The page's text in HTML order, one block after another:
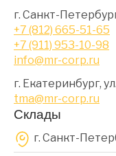
г. Санкт-
+7 (812) 665-51-65
+7 (911) 953-10-98
info@mr-corp.ru
г. Екатеринбург,
tma@mr-corp.ru
Склады
г. Санкт-